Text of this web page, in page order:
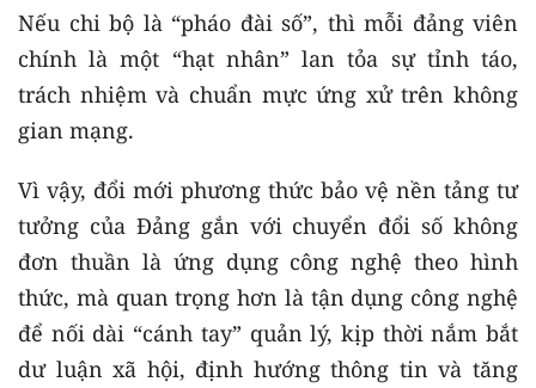
Nếu chi bộ là “pháo đài số”, thì mỗi đảng viên
chính là một “hạt nhân” lan tỏa sự tỉnh táo,
trách nhiệm và chuẩn mực ứng xử trên không
gian mạng.
Vì vậy, đổi mới phương thức bảo vệ nền tảng tư
tưởng của Đảng gắn với chuyển đổi số không
đơn thuần là ứng dụng công nghệ theo hình
thức, mà quan trọng hơn là tận dụng công nghệ
để nối dài “cánh tay” quản lý, kịp thời nắm bắt
dư luận xã hội, định hướng thông tin và tăng